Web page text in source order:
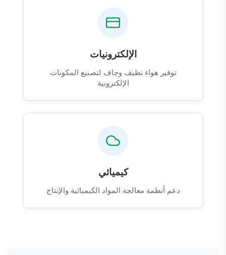
الإلكترونيات
توفير هواء نظيف وجاف لتصنيع المكونات
الإلكترونية
كيميائي
دعم أنظمة معالجة المواد الكيميائية والإنتاج